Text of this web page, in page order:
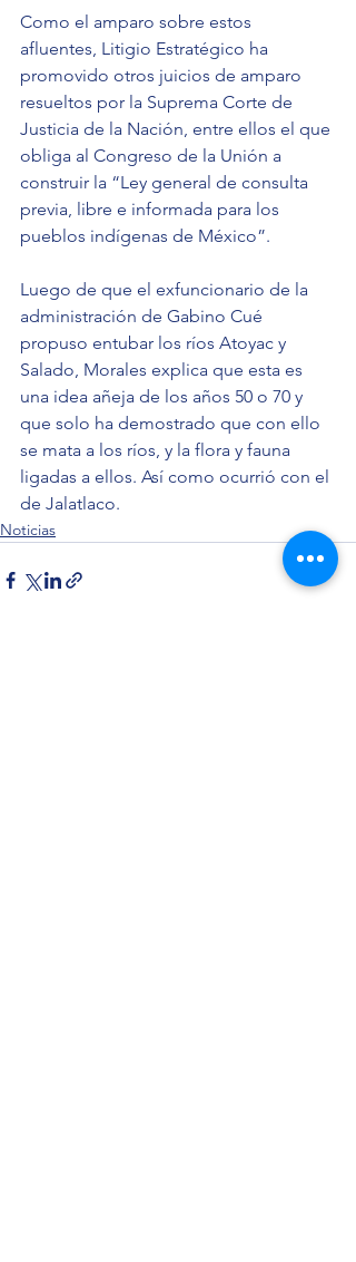
Como el amparo sobre estos
afluentes, Litigio Estratégico ha
promovido otros juicios de amparo
resueltos por la Suprema Corte de
Justicia de la Nación, entre ellos el que
obliga al Congreso de la Unión a
construir la “Ley general de consulta
previa, libre e informada para los
pueblos indígenas de México”.
Luego de que el exfuncionario de la
administración de Gabino Cué
propuso entubar los ríos Atoyac y
Salado, Morales explica que esta es
una idea añeja de los años 50 o 70 y
que solo ha demostrado que con ello
se mata a los ríos, y la flora y fauna
ligadas a ellos. Así como ocurrió con el
de Jalatlaco.
Noticias